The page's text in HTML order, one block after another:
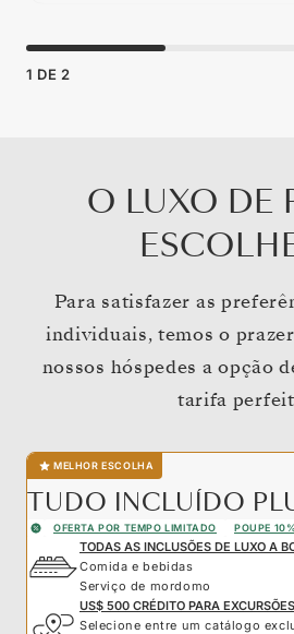
1 DE 2
O LUXO DE
Para satisfazer as
individuais, temos o
nossos hóspedes a opção
tarifa
MELHOR ESCOLHA
TUDO INCLUÍDO
OFERTA POR TEMPO LIMITADO POUPE
TODAS AS INCLUSÕES DE LUXO A
Comida e bebidas
Serviço de mordomo
US$ 500 CRÉDITO PARA
Selecione entre um catálogo